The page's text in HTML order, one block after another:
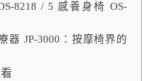
8218 / 5 感養身椅 OS-
器 JP-3000：按摩椅界的